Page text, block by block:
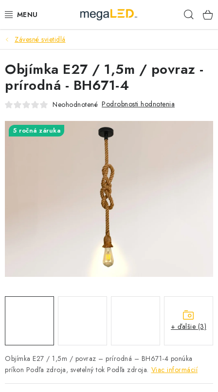
na
PRIEMYSEL
SVIETIDLÁ
ŽIAROVKY A TRUBICE
SEZÓNNE VÝPREDAJE POĽNOPOTREBY
OBCHODNÉ PODMIENKY
O NÁS - MEGALED & JANTON ZÁKAMENNÉ
Reklamácie a formulár na odstúpenie od zmluvy
Závesné svietidlá
Objímka E27 / 1,5m / povraz – prírodná – BH671-4 ponúka
príkon Podľa zdroja, svetelný tok Podľa zdroja. Viac informácií
Objímka E27 / 1,5m / povraz -
prírodná - BH671-4
Neohodnotené Podrobnosti hodnotenia
5 ročná záruka
+ ďalšie (3)